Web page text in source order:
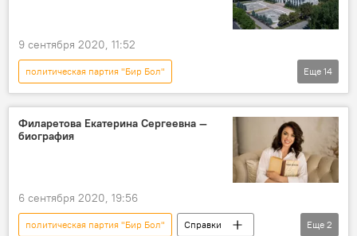
9 сентября 2020, 11:52
политическая партия "Бир Бол"
Выборы в парламент Кыргызстана седьмого созыва
Выборы депутатов Жогорку Кенеша — 2020
Выборы в парламент — 2020
Общество
Выборы в Жогорку Кенеш
депутат
Еще 14
Филаретова Екатерина Сергеевна —
биография
6 сентября 2020, 19:56
политическая партия "Бир Бол"
Справки
Еще 2